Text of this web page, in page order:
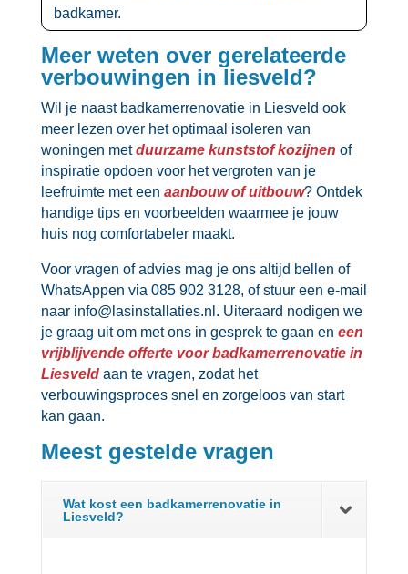
badkamer.​
Meer weten over gerelateerde
verbouwingen in liesveld?
Wil je naast badkamerrenovatie in Liesveld ook
meer lezen over het optimaal isoleren van
woningen metduurzame kunststof kozijnen of
inspiratie opdoen voor het vergroten van je
leefruimte met een aanbouw of uitbouw? Ontdek
handige tips en voorbeelden waarmee je jouw
huis nog comfortabeler maakt.​
Voor vragen of advies mag je ons altijd bellen of
WhatsAppen via 085 902 3128, of stuur een e-mail
naar info@lasinstallaties.​nl.​ Uiteraard nodigen we
je graag uit om met ons in gesprek te gaan en een
vrijblijvende offerte voor badkamerrenovatie in
Liesveldaan te vragen, zodat het
verbouwingsproces snel en zorgeloos van start
kan gaan.​
Meest gestelde vragen
Wat kost een badkamerrenovatie in
Liesveld?